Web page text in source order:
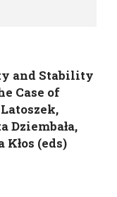
and Stability
Case of
Dziembała,
(eds)